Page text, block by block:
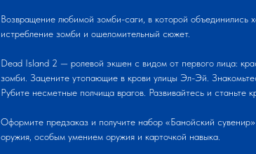
Возвращение любимой зомби-саги, в которой объединились
истребление зомби и ошеломительный сюжет.
Dead Island 2 — ролевой экшен с видом от первого лица:
зомби. Зацените утопающие в крови улицы Эл-Эй.
Рубите несметные полчища врагов. Развивайтесь и станьте
Оформите предзаказ и получите набор «Банойский
оружия, особым умением оружия и карточкой навыка.